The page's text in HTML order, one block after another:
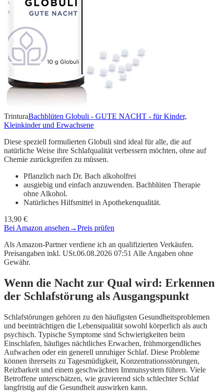
TrinturaBachblüten Globuli - GUTE NACHT - für Kinder,
Kleinkinder und Erwachsene
Diese speziell formulierten Globuli sind ideal für alle, die auf
natürliche Weise ihre Schlafqualität verbessern möchten, ohne auf
Chemie zurückgreifen zu müssen.
Pflanzlich nach Dr. Bach alkoholfrei
ausgiebig und einfach anzuwenden. Bachblüten Therapie
ohne Alkohol.
Natürliches Hilfsmittel in Apothekenqualität.
13,90 €
Bei Amazon ansehen →Preis prüfen
Als Amazon-Partner verdiene ich an qualifizierten Verkäufen.
Preisangaben inkl. USt.06.08.2026 07:51 Alle Angaben ohne
Gewähr.
Wenn die Nacht zur Qual wird: Erkennen
der Schlafstörung als Ausgangspunkt
Schlafstörungen gehören zu den häufigsten Gesundheitsproblemen
und beeinträchtigen die Lebensqualität sowohl körperlich als auch
psychisch. Typische Symptome sind Schwierigkeiten beim
Einschlafen, häufiges nächtliches Erwachen, frühmorgendliches
Aufwachen oder ein generell unruhiger Schlaf. Diese Probleme
können ihrerseits zu Tagesmüdigkeit, Konzentrationsstörungen,
Reizbarkeit und einem geschwächten Immunsystem führen. Viele
Betroffene unterschätzen, wie gravierend sich schlechter Schlaf
langfristig auf die Gesundheit auswirken kann.